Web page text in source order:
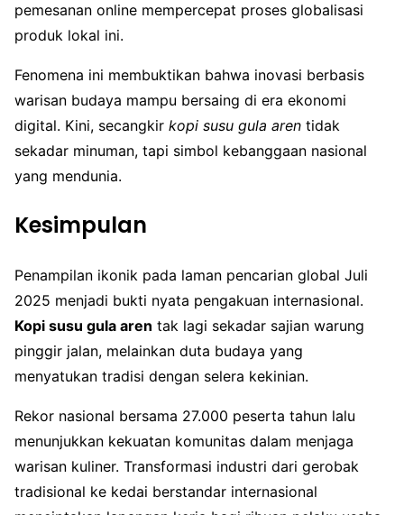
pemesanan online mempercepat proses globalisasi
produk lokal ini.
Fenomena ini membuktikan bahwa inovasi berbasis
warisan budaya mampu bersaing di era ekonomi
digital. Kini, secangkir kopi susu gula aren tidak
sekadar minuman, tapi simbol kebanggaan nasional
yang mendunia.
Kesimpulan
Penampilan ikonik pada laman pencarian global Juli
2025 menjadi bukti nyata pengakuan internasional.
Kopi susu gula aren tak lagi sekadar sajian warung
pinggir jalan, melainkan duta budaya yang
menyatukan tradisi dengan selera kekinian.
Rekor nasional bersama 27.000 peserta tahun lalu
menunjukkan kekuatan komunitas dalam menjaga
warisan kuliner. Transformasi industri dari gerobak
tradisional ke kedai berstandar internasional